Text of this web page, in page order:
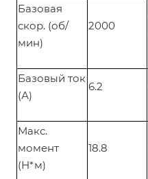
Базовая
скор. (об/
мин)
2000
Базовый ток
(А)
6.2
Макс.
момент
(Н*м)
18.8